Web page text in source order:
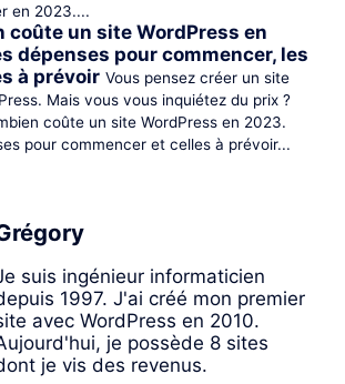
en 2023....
coûte un site WordPress en
dépenses pour commencer, les
à prévoir Vous pensez créer un site
Mais vous vous inquiétez du prix ?
coûte un site WordPress en 2023.
pour commencer et celles à prévoir...
suis ingénieur informaticien
1997. J'ai créé mon premier
avec WordPress en 2010.
je possède 8 sites
je vis des revenus.